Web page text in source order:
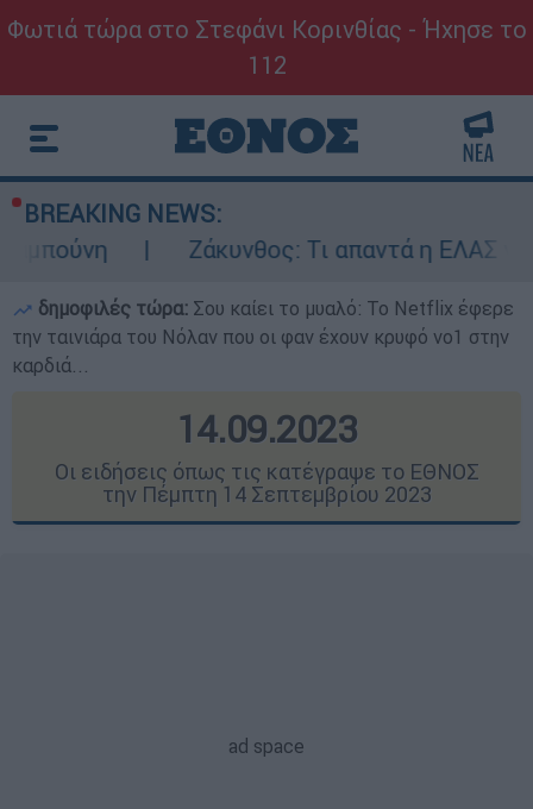
Φωτιά τώρα στο Στεφάνι Κορινθίας - Ήχησε το
112
BREAKING NEWS:
Ζάκυνθος: Τι απαντά η ΕΛΑΣ για τους 8
δημοφιλές τώρα: Σου καίει το μυαλό: Το Netflix έφερε
την ταινιάρα του Νόλαν που οι φαν έχουν κρυφό νο1 στην
καρδιά...
14.09.2023
Οι ειδήσεις όπως τις κατέγραψε το ΕΘΝΟΣ
την Πέμπτη 14 Σεπτεμβρίου 2023